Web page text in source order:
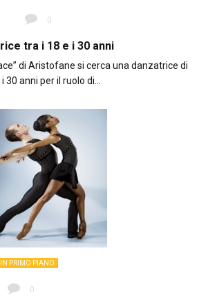
0
tra i 18 e i 30 anni
di Aristofane si cerca una danzatrice di
anni per il ruolo di…
IN PRIMO PIANO
0